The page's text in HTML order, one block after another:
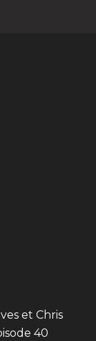
et Chris
40